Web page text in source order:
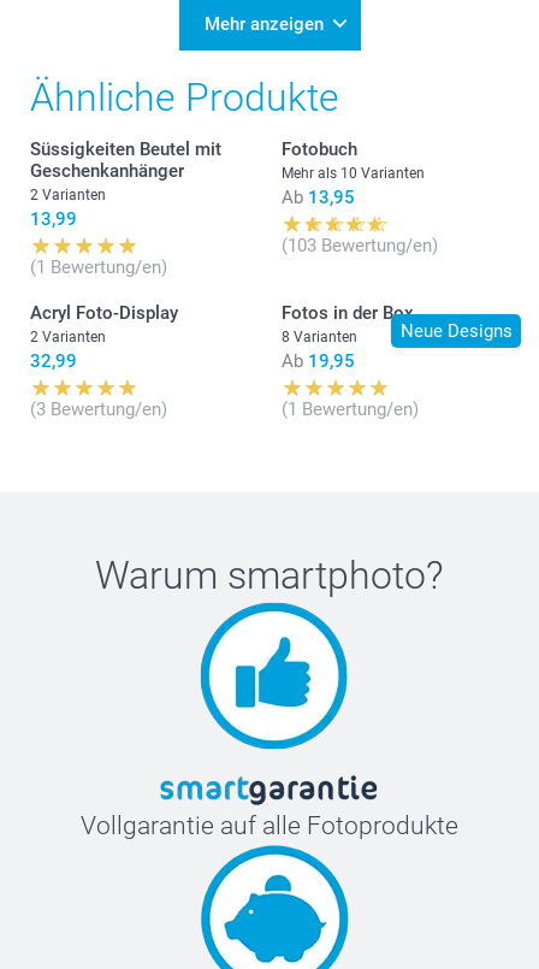
Mehr anzeigen
Ähnliche Produkte
Süssigkeiten Beutel mit
Geschenkanhänger
2 Varianten
13,99
(1 Bewertung/en)
Fotobuch
Mehr als 10 Varianten
Ab 13,95
(103 Bewertung/en)
Acryl Foto-Display
2 Varianten
32,99
(3 Bewertung/en)
Neue Designs
Fotos in der Box
8 Varianten
Ab 19,95
(1 Bewertung/en)
Warum smartphoto?
Vollgarantie auf alle Fotoprodukte